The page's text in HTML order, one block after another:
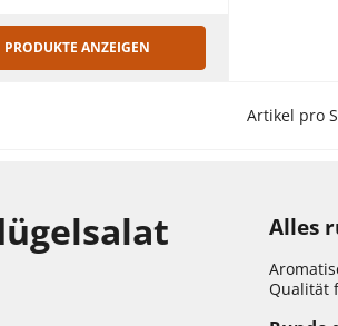
7 PRODUKTE ANZEIGEN
Artikel pro
Alles
Qualität